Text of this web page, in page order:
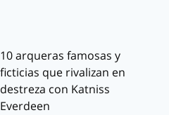
10 arqueras famosas y
ficticias que rivalizan en
destreza con Katniss
Everdeen